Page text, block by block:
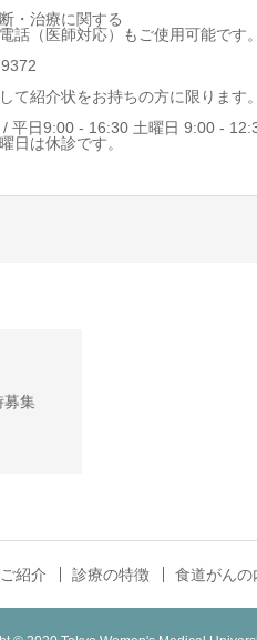
・治療に関する
話（医師対応）もご使用可能です。
て紹介状をお持ちの方に限ります。
/ 平日9:00 - 16:30 土曜日 9:00 -
日は休診です。
募集
紹介 診療の特徴 食道がんの